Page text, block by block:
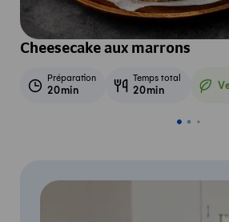
Cheesecake aux marrons
Préparation
20min
Temps total
20min